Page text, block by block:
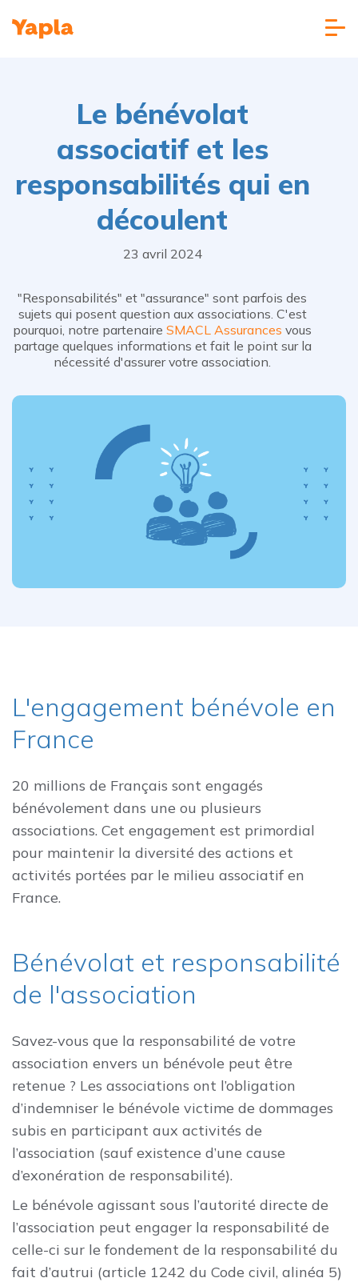
Le bénévolat
associatif et les
responsabilités qui en
découlent
23 avril 2024
"Responsabilités" et "assurance" sont parfois des
sujets qui posent question aux associations. C'est
pourquoi, notre partenaireSMACL Assurancesvous
partage quelques informations et fait le point sur la
nécessité d'assurer votre association.
L'engagement bénévole en
France
20 millions de Français sont engagés
bénévolement dans une ou plusieurs
associations. Cet engagement est primordial
pour maintenir la diversité des actions et
activités portées par le milieu associatif en
France.
Bénévolat et responsabilité
de l'association
Savez-vous que la responsabilité de votre
association envers un bénévole peut être
retenue ? Les associations ont l’obligation
d’indemniser le bénévole victime de dommages
subis en participant aux activités de
l’association (sauf existence d’une cause
d’exonération de responsabilité).
Le bénévole agissant sous l’autorité directe de
l’association peut engager la responsabilité de
celle-ci sur le fondement de la responsabilité du
fait d’autrui (article 1242 du Code civil, alinéa 5)